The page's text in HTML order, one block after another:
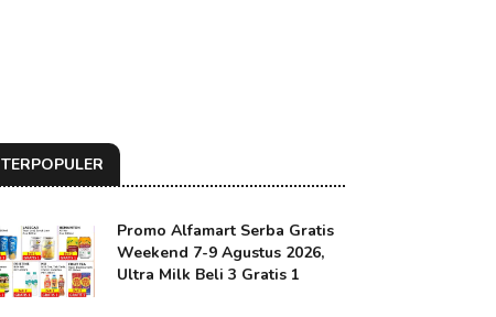
TERPOPULER
Promo Alfamart Serba Gratis
Weekend 7-9 Agustus 2026,
Ultra Milk Beli 3 Gratis 1